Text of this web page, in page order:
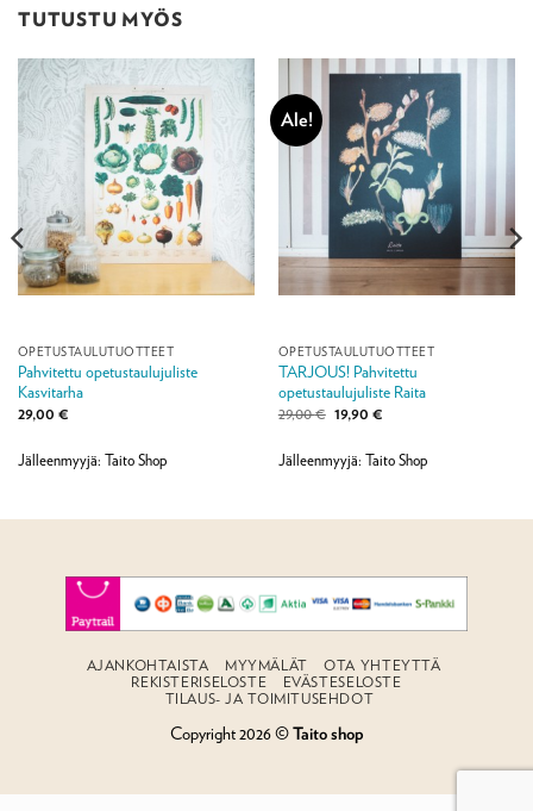
TUTUSTU MYÖS
OPETUSTAULUTUOTTEET
Pahvitettu opetustaulujuliste
Kasvitarha
29,00 €
Jälleenmyyjä: Taito Shop
Ale!
OPETUSTAULUTUOTTEET
TARJOUS! Pahvitettu
opetustaulujuliste Raita
29,00€ Alkuperäinen
hinta
29,00 €.
19,90 €Nykyinen
19,90 €.
Jälleenmyyjä: Taito Shop
AJANKOHTAISTA MYYMÄLÄT
OTA YHTEYTTÄ
REKISTERISELOSTE
EVÄSTESELOSTE
TILAUS- JA TOIMITUSEHDOT
Copyright 2026 ©Taito shop